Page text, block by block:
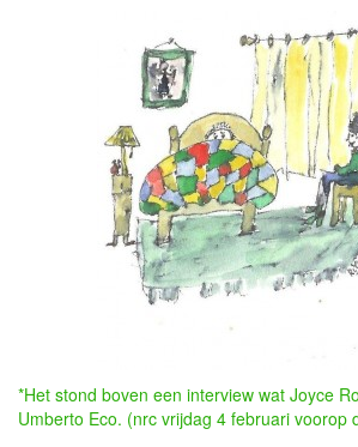
*Het stond boven een interview wat Joyce
Umberto Eco. (nrc vrijdag 4 februari voorop